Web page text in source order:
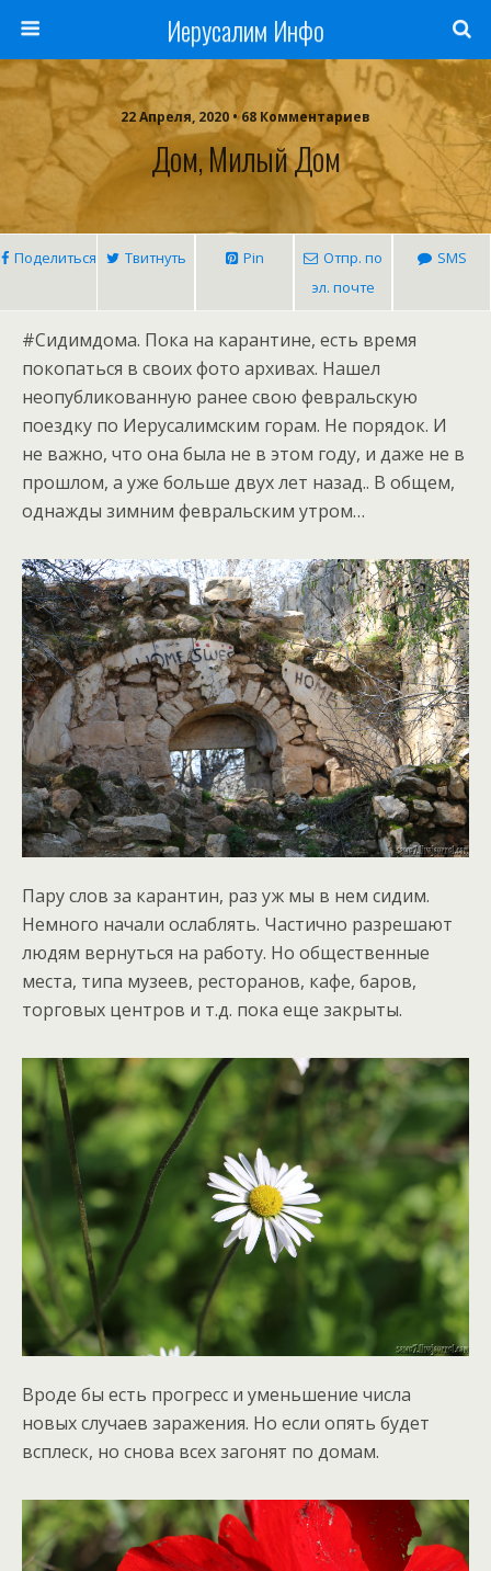
Иерусалим Инфо
22 Апреля, 2020 • 68 Комментариев
Дом, Милый Дом
Поделиться Твитнуть Pin
Отпр. по
эл. почте
SMS
#Сидимдома. Пока на карантине, есть время
покопаться в своих фото архивах. Нашел
неопубликованную ранее свою февральскую
поездку по Иерусалимским горам. Не порядок. И
не важно, что она была не в этом году, и даже не в
прошлом, а уже больше двух лет назад.. В общем,
однажды зимним февральским утром…
Пару слов за карантин, раз уж мы в нем сидим.
Немного начали ослаблять. Частично разрешают
людям вернуться на работу. Но общественные
места, типа музеев, ресторанов, кафе, баров,
торговых центров и т.д. пока еще закрыты.
Вроде бы есть прогресс и уменьшение числа
новых случаев заражения. Но если опять будет
всплеск, но снова всех загонят по домам.